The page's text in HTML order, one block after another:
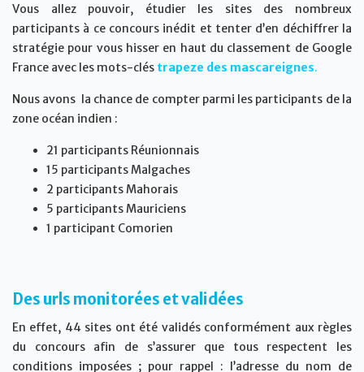
Vous allez pouvoir, étudier les sites des nombreux
participants à ce concours inédit et tenter d’en déchiffrer la
stratégie pour vous hisser en haut du classement de Google
France avec les mots-clés trapeze des mascareignes.
Nous avons la chance de compter parmi les participants de la
zone océan indien :
21 participants Réunionnais
15 participants Malgaches
2 participants Mahorais
5 participants Mauriciens
1 participant Comorien
Des urls monitorées et validées
En effet, 44 sites ont été validés conformément aux règles
du concours afin de s’assurer que tous respectent les
conditions imposées ; pour rappel : l’adresse du nom de